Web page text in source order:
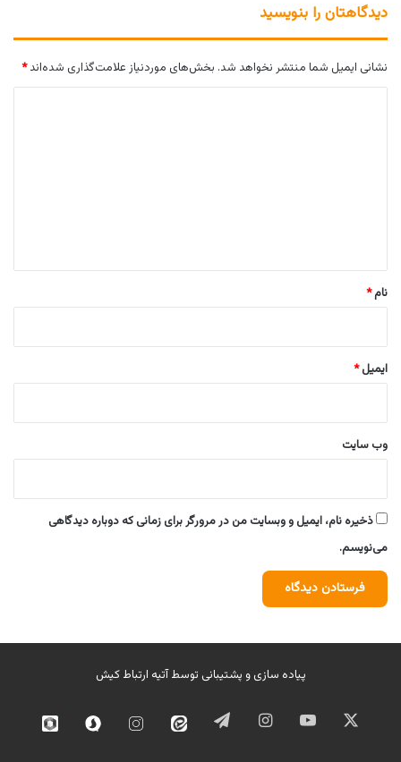
دیدگاهتان را بنویسید
نشانی ایمیل شما منتشر نخواهد شد. بخش‌های موردنیاز علامت‌گذاری شده‌اند*
نام*
ایمیل*
وب‌ سایت
ذخیره نام، ایمیل و وبسایت من در مرورگر برای زمانی که دوباره دیدگاهی
می‌نویسم.
پیاده سازی و پشتیبانی توسطآتیه ارتباط کیش
ایکس یوتیوب اینستاگرامتلگرام ایتا
اینستاگرامسروش